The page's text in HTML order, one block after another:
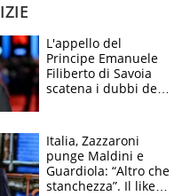
L'appello del
Principe Emanuele
Filiberto di Savoia
scatena i dubbi dei
Italia, Zazzaroni
punge Maldini e
Guardiola: “Altro che
stanchezza”. Il like